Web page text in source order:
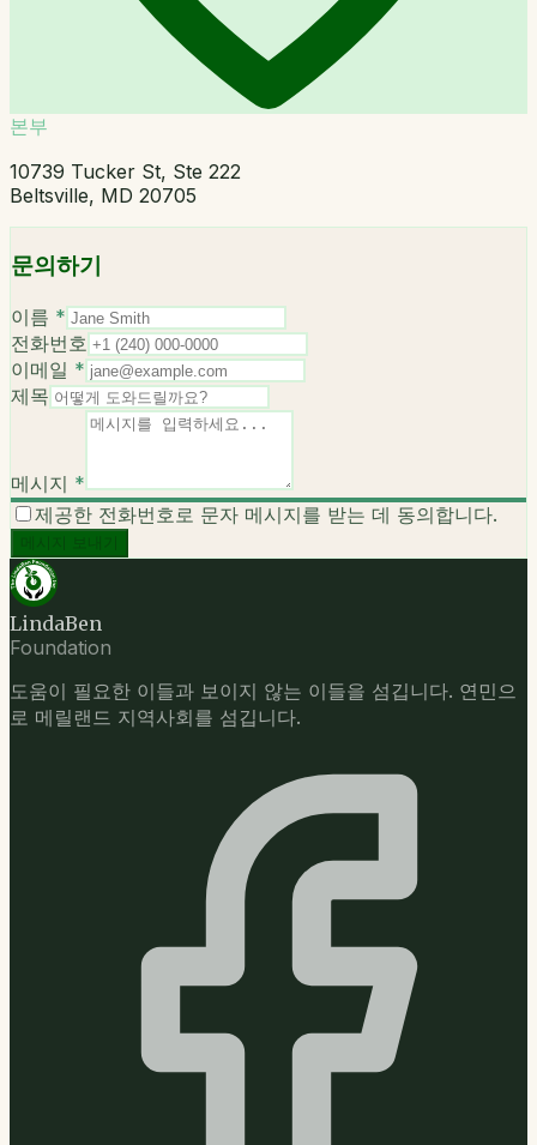
본부
10739 Tucker St, Ste 222
Beltsville, MD 20705
문의하기
이름 *
전화번호
이메일 *
제목
메시지 *
제공한 전화번호로 문자 메시지를 받는 데 동의합니다.
LindaBen
Foundation
도움이 필요한 이들과 보이지 않는 이들을 섬깁니다. 연민으
로 메릴랜드 지역사회를 섬깁니다.